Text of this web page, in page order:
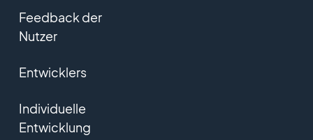
Feedback der
Nutzer
Entwicklers
Individuelle
Entwicklung